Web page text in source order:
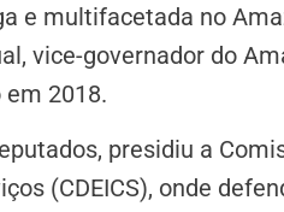
e multifacetada no
vice-governador do
2018.
presidiu a
(CDEICS), onde